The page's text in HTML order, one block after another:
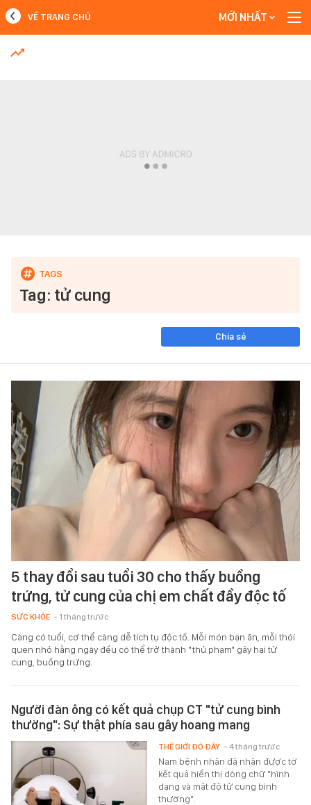
MỚI NHẤT
VỀ TRANG CHỦ MỚI NHẤT
Tag: tử cung
Chia sẻ
5 thay đổi sau tuổi 30 cho thấy buồng
trứng, tử cung của chị em chất đầy độc tố
SỨC KHỎE - 1 tháng trước
Càng có tuổi, cơ thể càng dễ tích tụ độc tố. Mỗi món bạn ăn, mỗi thói
quen nhỏ hằng ngày đều có thể trở thành "thủ phạm" gây hại tử
cung, buồng trứng.
Người đàn ông có kết quả chụp CT "tử cung bình
thường": Sự thật phía sau gây hoang mang
Nam bệnh nhân đã nhận được tờ
kết quả hiển thị dòng chữ "hình
dạng và mật độ tử cung bình
thường".
THẾ GIỚI ĐÓ ĐÂY - 4 tháng trước